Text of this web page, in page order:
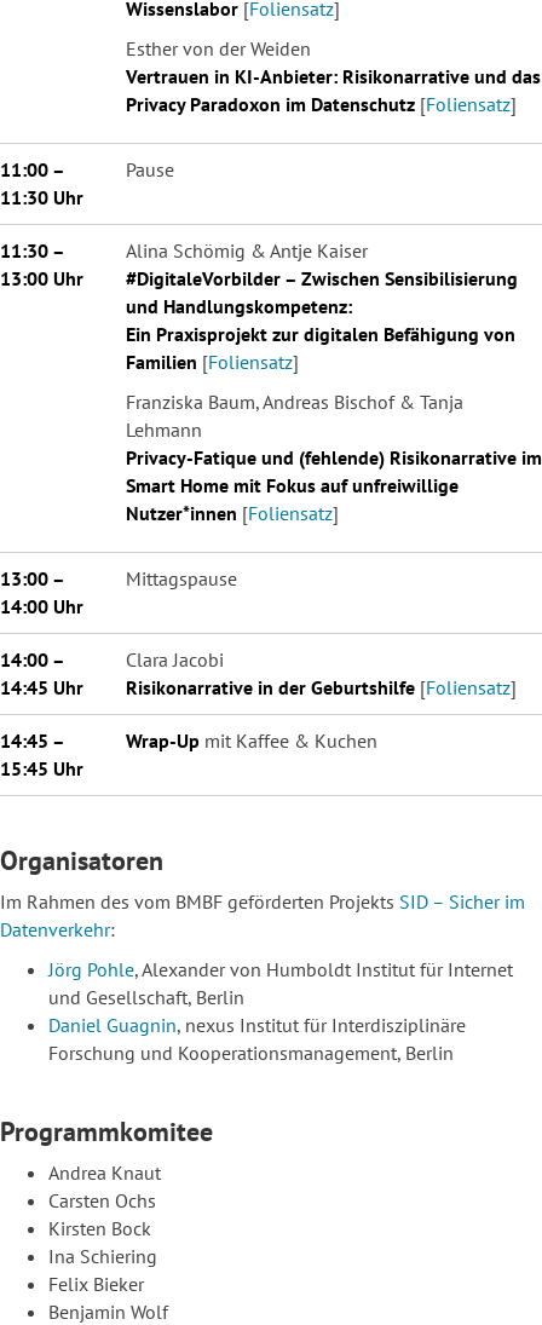
Wissenslabor [Foliensatz]
Esther von der Weiden
Vertrauen in KI-Anbieter: Risikonarrative und das
Privacy Paradoxon im Datenschutz [Foliensatz]
11:00 –
11:30 Uhr
Pause
11:30 –
13:00 Uhr
Alina Schömig & Antje Kaiser
#DigitaleVorbilder – Zwischen Sensibilisierung
und Handlungskompetenz:
Ein Praxisprojekt zur digitalen Befähigung von
Familien [Foliensatz]
Franziska Baum, Andreas Bischof & Tanja
Lehmann
Privacy-Fatique und (fehlende) Risikonarrative im
Smart Home mit Fokus auf unfreiwillige
Nutzer*innen [Foliensatz]
13:00 –
14:00 Uhr
Mittagspause
14:00 –
14:45 Uhr
Clara Jacobi
Risikonarrative in der Geburtshilfe [Foliensatz]
14:45 –
15:45 Uhr
Wrap-Up mit Kaffee & Kuchen
Organisatoren
Im Rahmen des vom BMBF geförderten Projekts SID – Sicher im
Datenverkehr:
Jörg Pohle, Alexander von Humboldt Institut für Internet
und Gesellschaft, Berlin
Daniel Guagnin, nexus Institut für Interdisziplinäre
Forschung und Kooperationsmanagement, Berlin
Programmkomitee
Andrea Knaut
Carsten Ochs
Kirsten Bock
Ina Schiering
Felix Bieker
Benjamin Wolf